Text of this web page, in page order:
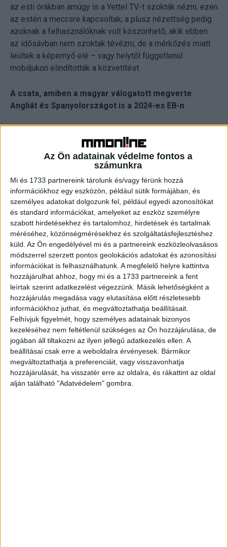
Az Ön adatainak védelme fontos a
számunkra
Mi és 1733 partnereink tárolunk és/vagy férünk hozzá
információkhoz egy eszközön, például sütik formájában, és
személyes adatokat dolgozunk fel, például egyedi azonosítókat
és standard információkat, amelyeket az eszköz személyre
szabott hirdetésekhez és tartalomhoz, hirdetések és tartalmak
méréséhez, közönségmérésekhez és szolgáltatásfejlesztéshez
küld. Az Ön engedélyével mi és a partnereink eszközleolvasásos
módszerrel szerzett pontos geolokációs adatokat és azonosítási
információkat is felhasználhatunk. A megfelelő helyre kattintva
hozzájárulhat ahhoz, hogy mi és a 1733 partnereink a fent
leírtak szerint adatkezelést végezzünk. Másik lehetőségként a
hozzájárulás megadása vagy elutasítása előtt részletesebb
információkhoz juthat, és megváltoztathatja beállításait.
Felhívjuk figyelmét, hogy személyes adatainak bizonyos
kezeléséhez nem feltétlenül szükséges az Ön hozzájárulása, de
jogában áll tiltakozni az ilyen jellegű adatkezelés ellen. A
beállításai csak erre a weboldalra érvényesek. Bármikor
megváltoztathatja a preferenciáit, vagy visszavonhatja
hozzájárulását, ha visszatér erre az oldalra, és rákattint az oldal
alján található "Adatvédelem" gombra.
az esti órákban amúgy is a Yettel TV-t szokták nézni, ezen
az estén a meccsre kapcsoltak, a plusz nézettség pedig
azoknak a felhasználóknak volt köszönhető, akik ebben
az idősávban nem szoktak tévézni, de a mérkőzés miatt
leültek a képernyő elé – vagy helytől függetlenül
mobiljukon elindították a közvetítést.
A csata, amiben a magyar válogatott megverte
Angliát és Spanyolországot is a 2024-es EB-n
nézők száma, ami a 100. percben lőtt győztes gól idején
ért a csúcsra, és egyben az egész 2024-es foci EB
abszolút nézőcsúcsát is jelenti a Yettel TV-n.
Érdekességképp: a legkevésbé nézett mérkőzés az
egész torna alatt a június 22-én délután játszott Grúzia-
Csehország találkozó volt, ami 300 százalékkal kisebb
adatforgalmat generált a németek elleni magyar
meccshez képest – a nagy különbségben minden
bizonnyal az eltérő napszak is szerepet játszott.
A nézettségi verseny ezüstérmét holtversenyben nyerte
el a magyar válogatott második, Németország ellen
játszott csoportmérkőzése, és maga az angol-spanyol
döntő. Az egyenes kieséses szakaszban a
Spanyolország-Németország negyeddöntő érdekelte
leginkább a Yettel TV nézőit, ami – ellentétben a skót-
magyar meccsel –, egy átlagos naphoz képest nem
hozott nagyobb forgalmat, csak átterelte a felhasználókat
más csatornákról.
Jól látható, hogy az élő sportesemények az EB idején is